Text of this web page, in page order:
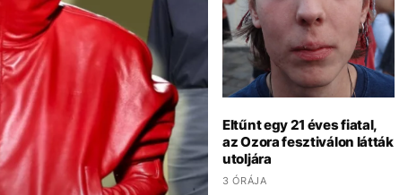
Eltűnt egy 21 éves fiatal,
az Ozora fesztiválon látták
utoljára
3 ÓRÁJA